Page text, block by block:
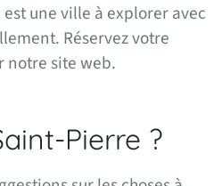
une ville à explorer avec
Réservez votre
notre site web.
Pierre ?